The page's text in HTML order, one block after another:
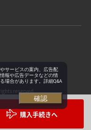
購入手続きへ
reserved.
サービスの案内、広告配
報や広告データなどの情
場合があります。詳細Q&A
確認